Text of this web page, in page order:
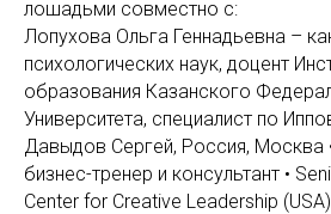
лошадьми совместно с:
Лопухова Ольга Геннадьевна –
психологических наук, доцент
образования Казанского
Университета, специалист по
Давыдов Сергей, Россия, Москва
бизнес-тренер и консультант •
Center for Creative Leadership